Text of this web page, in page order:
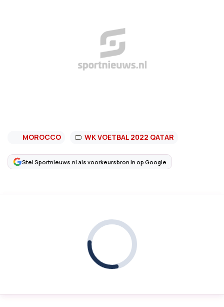
MOROCCO WK VOETBAL 2022 QATAR
Stel Sportnieuws.nl als voorkeursbron in op Google